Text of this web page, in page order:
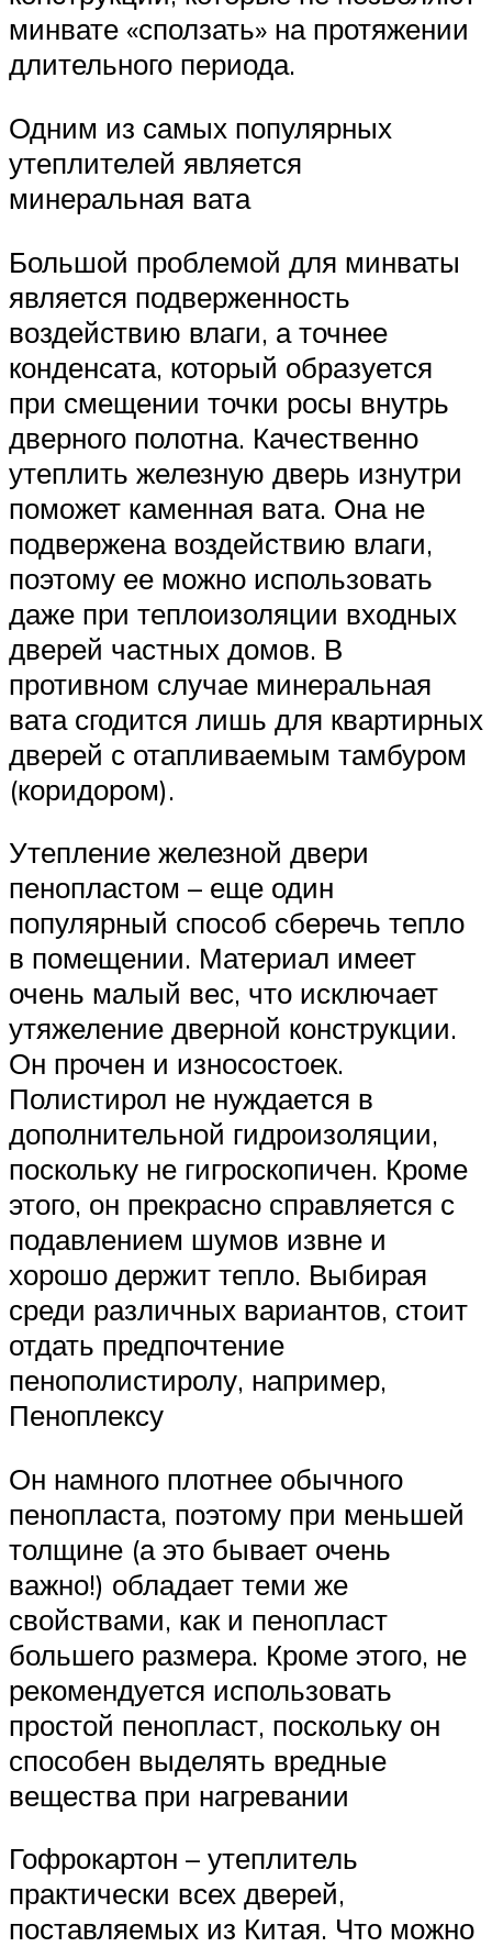
минвате «сползать» на протяжении
длительного периода.
Одним из самых популярных
утеплителей является
минеральная вата
Большой проблемой для минваты
является подверженность
воздействию влаги, а точнее
конденсата, который образуется
при смещении точки росы внутрь
дверного полотна. Качественно
утеплить железную дверь изнутри
поможет каменная вата. Она не
подвержена воздействию влаги,
поэтому ее можно использовать
даже при теплоизоляции входных
дверей частных домов. В
противном случае минеральная
вата сгодится лишь для квартирных
дверей с отапливаемым тамбуром
(коридором).
Утепление железной двери
пенопластом – еще один
популярный способ сберечь тепло
в помещении. Материал имеет
очень малый вес, что исключает
утяжеление дверной конструкции.
Он прочен и износостоек.
Полистирол не нуждается в
дополнительной гидроизоляции,
поскольку не гигроскопичен. Кроме
этого, он прекрасно справляется с
подавлением шумов извне и
хорошо держит тепло. Выбирая
среди различных вариантов, стоит
отдать предпочтение
пенополистиролу, например,
Пеноплексу
Он намного плотнее обычного
пенопласта, поэтому при меньшей
толщине (а это бывает очень
важно!) обладает теми же
свойствами, как и пенопласт
большего размера. Кроме этого, не
рекомендуется использовать
простой пенопласт, поскольку он
способен выделять вредные
вещества при нагревании
Гофрокартон – утеплитель
практически всех дверей,
поставляемых из Китая. Что можно